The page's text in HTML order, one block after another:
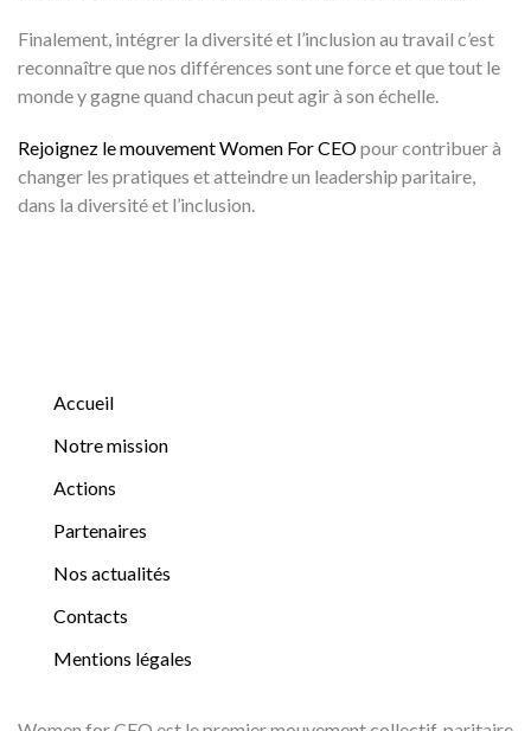
Finalement, intégrer la diversité et l’inclusion au travail c’est
reconnaître que nos différences sont une force et que tout le
monde y gagne quand chacun peut agir à son échelle.
Rejoignez le mouvement Women For CEOpour contribuer à
changer les pratiques et atteindre un leadership paritaire,
dans la diversité et l’inclusion.
Accueil
Notre mission
Actions
Partenaires
Nos actualités
Contacts
Mentions légales